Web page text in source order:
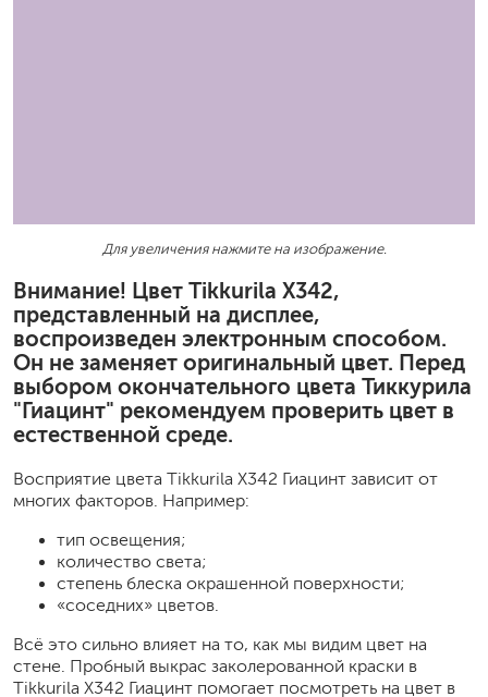
Для увеличения нажмите на изображение.
Внимание! Цвет Tikkurila X342,
представленный на дисплее,
воспроизведен электронным способом.
Он не заменяет оригинальный цвет. Перед
выбором окончательного цвета Тиккурила
"Гиацинт" рекомендуем проверить цвет в
естественной среде.
Восприятие цвета Tikkurila X342 Гиацинт зависит от
многих факторов. Например:
тип освещения;
количество света;
степень блеска окрашенной поверхности;
«соседних» цветов.
Всё это сильно влияет на то, как мы видим цвет на
стене. Пробный выкрас заколерованной краски в
Tikkurila X342 Гиацинт помогает посмотреть на цвет в